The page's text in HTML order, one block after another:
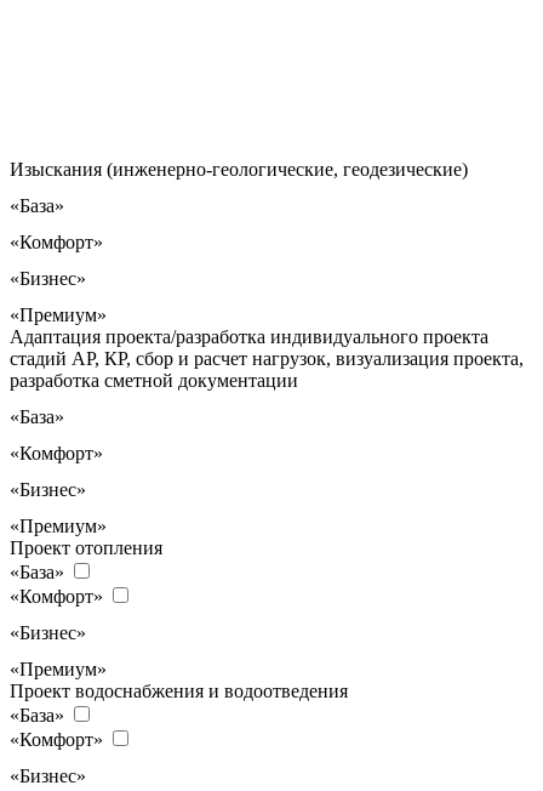
Изыскания (инженерно-геологические, геодезические)
«База»
«Комфорт»
«Бизнес»
«Премиум»
Адаптация проекта/разработка индивидуального проекта
стадий АР, КР, сбор и расчет нагрузок, визуализация проекта,
разработка сметной документации
«База»
«Комфорт»
«Бизнес»
«Премиум»
Проект отопления
«База»
«Комфорт»
«Бизнес»
«Премиум»
Проект водоснабжения и водоотведения
«База»
«Комфорт»
«Бизнес»